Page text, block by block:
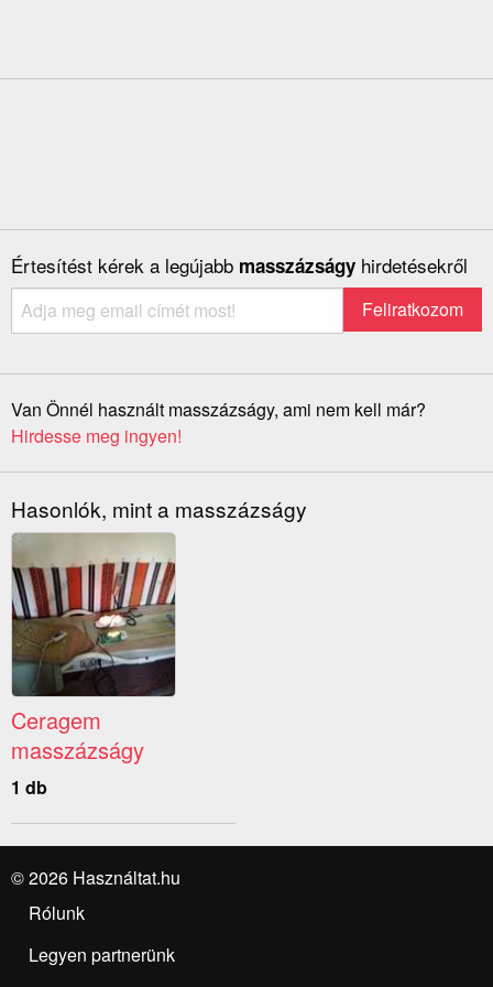
Értesítést kérek a legújabb masszázságy hirdetésekről
Van Önnél használt masszázságy, ami nem kell már?
Hirdesse meg ingyen!
Hasonlók, mint a masszázságy
Ceragem
masszázságy
1 db
© 2026 Használtat.hu
Rólunk
Legyen partnerünk